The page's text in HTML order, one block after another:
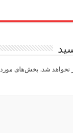
نخواهد شد. بخش‌های